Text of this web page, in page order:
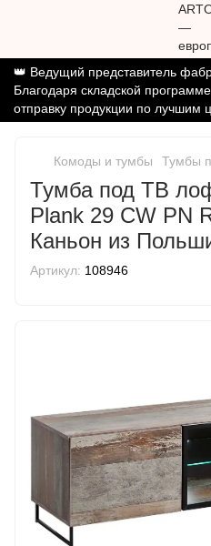
👑 Ведущий представитель
Благодаря складской
отправку продукции по лучшим
Комоды и тумбы Тумбы
Тумба под ТВ
Plank 29 CW PN
Каньон из
Артикул: 108946